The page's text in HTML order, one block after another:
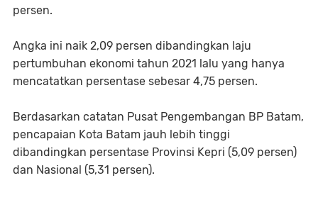
persen.
Angka ini naik 2,09 persen dibandingkan laju
pertumbuhan ekonomi tahun 2021 lalu yang hanya
mencatatkan persentase sebesar 4,75 persen.
Berdasarkan catatan Pusat Pengembangan BP Batam,
pencapaian Kota Batam jauh lebih tinggi
dibandingkan persentase Provinsi Kepri (5,09 persen)
dan Nasional (5,31 persen).